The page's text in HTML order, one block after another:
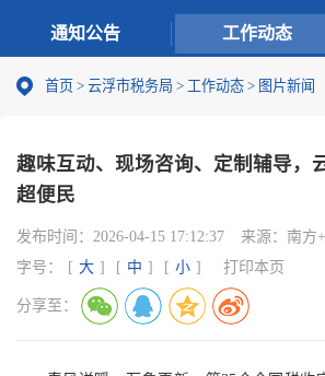
通知公告 工作动态
首页 > 云浮市税务局 > 工作动态 > 图片新闻
趣味互动、现场咨询、定制辅导，
超便民
发布时间： 2026-04-15 17:12:37 来源： 南方+
字号：
[ 大 ] [ 中 ] [ 小 ] 打印本页
分享至：